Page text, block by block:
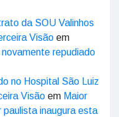
da SOU Valinhos
Visão em
repudiado
no Hospital São Luiz
Visão em Maior
paulista inaugura esta